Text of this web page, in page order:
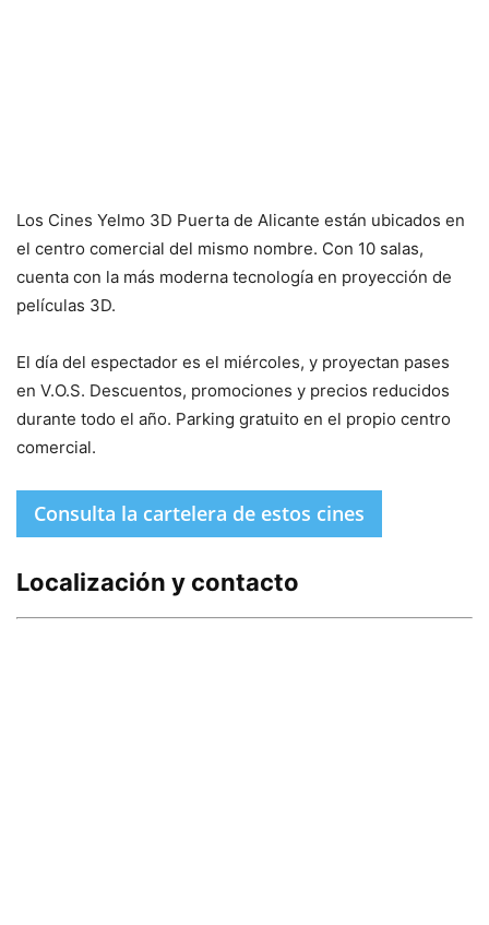
Los Cines Yelmo 3D Puerta de Alicante están ubicados en
el centro comercial del mismo nombre. Con 10 salas,
cuenta con la más moderna tecnología en proyección de
películas 3D.
El día del espectador es el miércoles, y proyectan pases
en V.O.S. Descuentos, promociones y precios reducidos
durante todo el año. Parking gratuito en el propio centro
comercial.
Consulta la cartelera de estos cines
Localización y contacto